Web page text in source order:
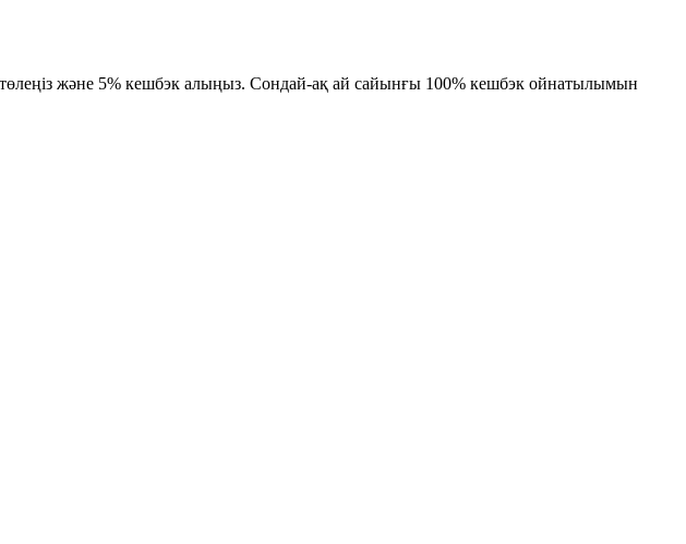
және 5% кешбэк алыңыз. Сондай-ақ ай сайынғы 100% кешбэк ойнатылымын